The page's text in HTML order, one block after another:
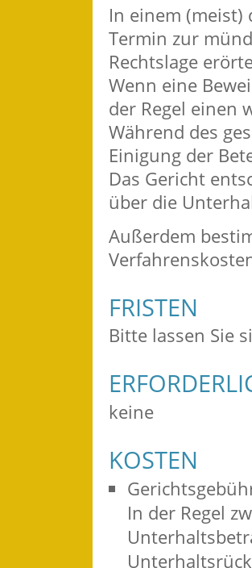
In einem
Termin zur
Rechtslage
Wenn eine
der Regel einen
Während des
Einigung der
Das Gericht
über die
Außerdem
FRISTEN
Bitte lassen Sie
keine
KOSTEN
In der Regel